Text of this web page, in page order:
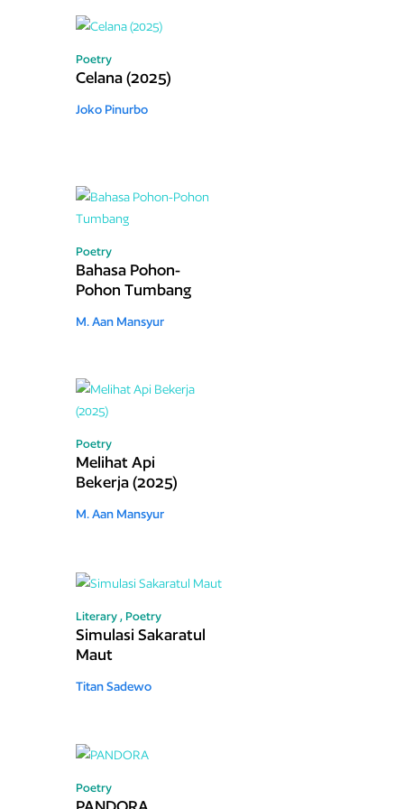
Poetry
Celana (2025)
Joko Pinurbo
Poetry
Bahasa Pohon-
Pohon Tumbang
M. Aan Mansyur
Poetry
Melihat Api
Bekerja (2025)
M. Aan Mansyur
Literary , Poetry
Simulasi Sakaratul
Maut
Titan Sadewo
Poetry